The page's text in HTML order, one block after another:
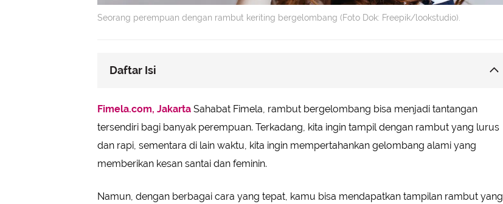
Seorang perempuan dengan rambut keriting bergelombang (Foto Dok: Freepik/lookstudio).
Daftar Isi
Mempertahankan Gelombang Alami
Tips Tambahan untuk Perawatan Rambut Bergelombang
Fimela.com, Jakarta Sahabat Fimela, rambut bergelombang bisa menjadi tantangan
tersendiri bagi banyak perempuan. Terkadang, kita ingin tampil dengan rambut yang lurus
dan rapi, sementara di lain waktu, kita ingin mempertahankan gelombang alami yang
memberikan kesan santai dan feminin.
Namun, dengan berbagai cara yang tepat, kamu bisa mendapatkan tampilan rambut yang